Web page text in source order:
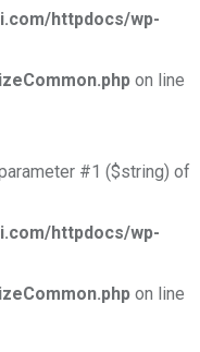
httpdocs/wp-
on line
#1 ($string) of
httpdocs/wp-
on line